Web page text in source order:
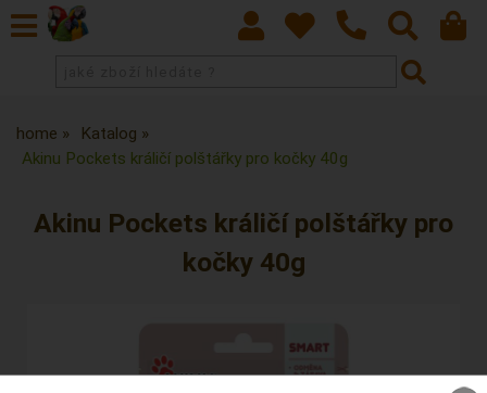
home
Katalog
Akinu Pockets králičí polštářky pro kočky 40g
Akinu Pockets králičí polštářky pro
kočky 40g